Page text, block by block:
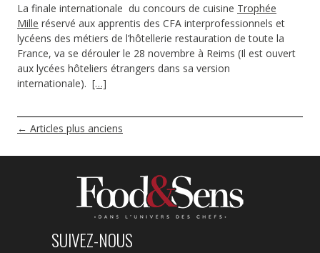
La finale internationale du concours de cuisine Trophée
Mille réservé aux apprentis des CFA interprofessionnels et
lycéens des métiers de l’hôtellerie restauration de toute la
France, va se dérouler le 28 novembre à Reims (Il est ouvert
aux lycées hôteliers étrangers dans sa version
internationale). […]
NAVIGATION
← Articles plus anciens
SUIVEZ-NOUS